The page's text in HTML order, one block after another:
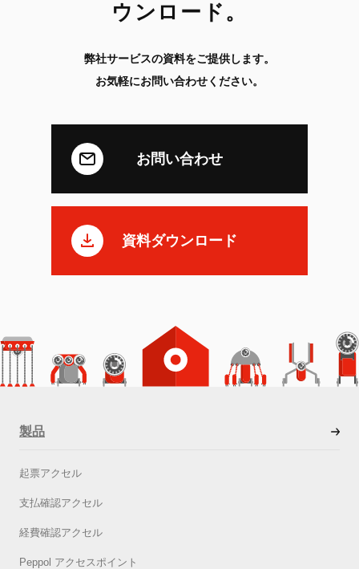
ウンロード。
弊社サービスの資料をご提供します。
お気軽にお問い合わせください。
お問い合わせ
資料ダウンロード
製品
起票アクセル
支払確認アクセル
経費確認アクセル
Peppol アクセスポイント